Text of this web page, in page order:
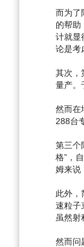
而为了
的帮助
计就显
论是考
其次，
量产。
然而在
288台
第三个
格”，
姆来说
此外，
速粒子
虽然射
然而问